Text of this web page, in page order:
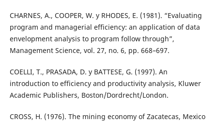
CHARNES, A., COOPER, W. y RHODES, E. (1981). “Evaluating
program and managerial efficiency: an application of data
envelopment analysis to program follow through”,
Management Science, vol. 27, no. 6, pp. 668–697.
COELLI, T., PRASADA, D. y BATTESE, G. (1997). An
introduction to efficiency and productivity analysis, Kluwer
Academic Publishers, Boston/Dordrecht/London.
CROSS, H. (1976). The mining economy of Zacatecas, Mexico